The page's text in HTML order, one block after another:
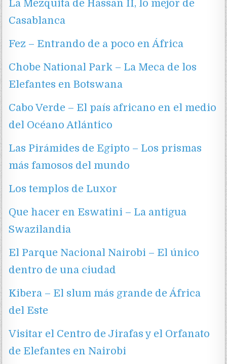
La Mezquita de Hassan II, lo mejor de
Casablanca
Fez – Entrando de a poco en África
Chobe National Park – La Meca de los
Elefantes en Botswana
Cabo Verde – El país africano en el medio
del Océano Atlántico
Las Pirámides de Egipto – Los prismas
más famosos del mundo
Los templos de Luxor
Que hacer en Eswatini – La antigua
Swazilandia
El Parque Nacional Nairobi – El único
dentro de una ciudad
Kibera – El slum más grande de África
del Este
Visitar el Centro de Jirafas y el Orfanato
de Elefantes en Nairobi